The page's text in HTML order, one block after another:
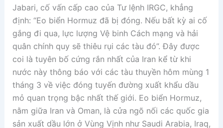
Jabari, cố vấn cấp cao của Tư lệnh IRGC, khẳng
định: “Eo biển Hormuz đã bị đóng. Nếu bất kỳ ai cố
gắng đi qua, lực lượng Vệ binh Cách mạng và hải
quân chính quy sẽ thiêu rụi các tàu đó”. Đây được
coi là tuyên bố cứng rắn nhất của Iran kể từ khi
nước này thông báo với các tàu thuyền hôm mùng 1
tháng 3 về việc đóng tuyến đường xuất khẩu dầu
mỏ quan trọng bậc nhất thế giới. Eo biển Hormuz,
nằm giữa Iran và Oman, là cửa ngõ nối các quốc gia
sản xuất dầu lớn ở Vùng Vịnh như Saudi Arabia, Iraq,